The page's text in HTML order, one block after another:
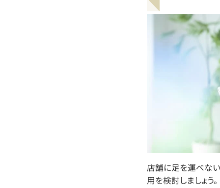
店舗に足を運べな
用を検討しましょう。